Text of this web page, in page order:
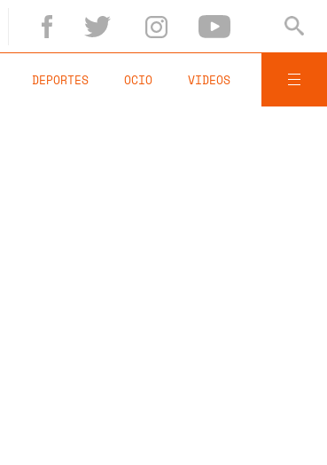
DEPORTES OCIO VIDEOS